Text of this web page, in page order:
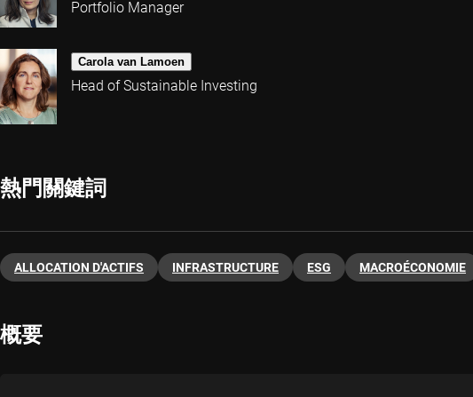
Portfolio Manager
Carola van Lamoen
Head of Sustainable Investing
熱門關鍵詞
ALLOCATION D'ACTIFS INFRASTRUCTURE ESG MACROÉCONOMIE
概要